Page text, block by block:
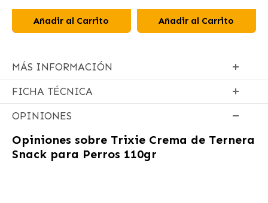
Añadir al Carrito Añadir al Carrito
MÁS INFORMACIÓN
FICHA TÉCNICA
OPINIONES
Opiniones sobre Trixie Crema de Ternera
Snack para Perros 110gr